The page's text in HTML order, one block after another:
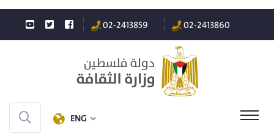
02-2413860
02-2413859
ENG